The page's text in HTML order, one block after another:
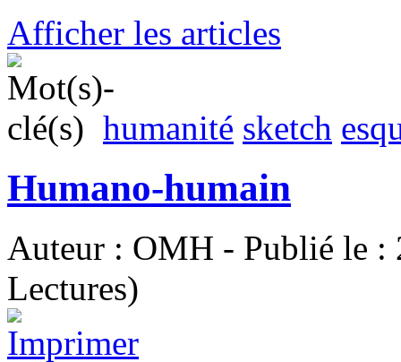
Afficher les articles
humanité sketch
Humano-humain
Auteur : OMH - Publié le :
Lectures)